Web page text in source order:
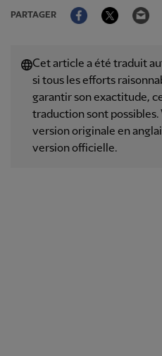
PARTAGER
FacebookTwitter
Cet article a été traduit
si tous les efforts
garantir son exactitude,
traduction sont
version originale en
version officielle.